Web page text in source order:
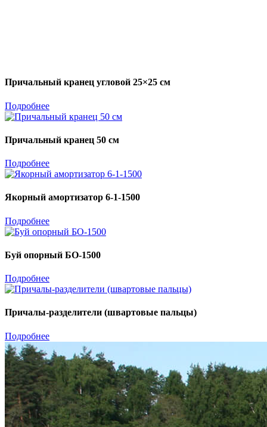
Причальный кранец угловой 25×25 см
Подробнее
Причальный кранец 50 см
Подробнее
Якорный амортизатор 6-1-1500
Подробнее
Буй опорный БО-1500
Подробнее
Причалы-разделители (швартовые пальцы)
Подробнее